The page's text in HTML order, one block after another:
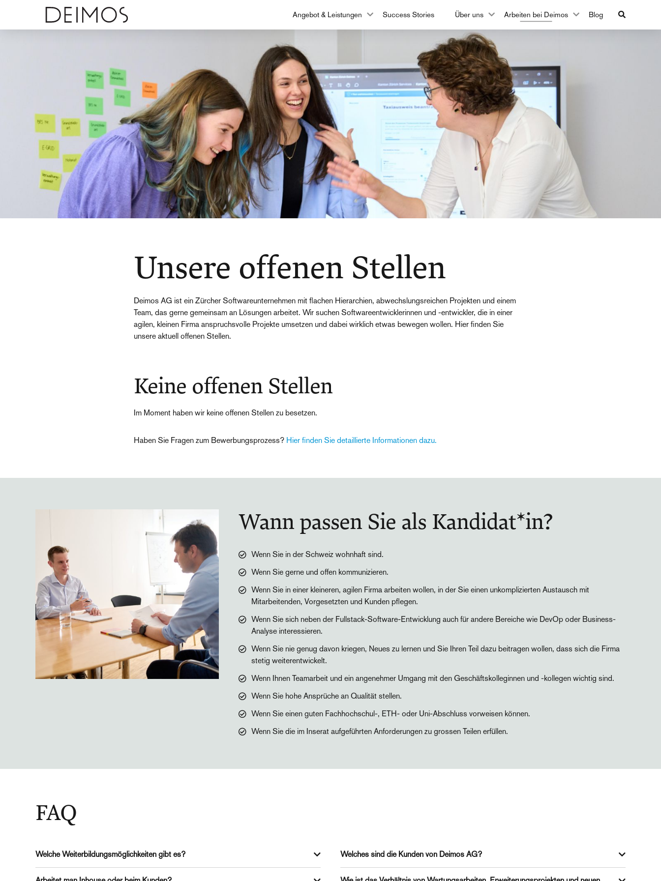
Angebot & Leistungen Success Stories Über uns Arbeiten bei Deimos Blog
Unsere offenen Stellen
Deimos AG ist ein Zürcher Softwareunternehmen mit flachen Hierarchien, abwechslungsreichen Projekten und einem
Team, das gerne gemeinsam an Lösungen arbeitet. Wir suchen Softwareentwicklerinnen und -entwickler, die in einer
agilen, kleinen Firma anspruchsvolle Projekte umsetzen und dabei wirklich etwas bewegen wollen. Hier finden Sie
unsere aktuell offenen Stellen.
Keine offenen Stellen
Im Moment haben wir keine offenen Stellen zu besetzen.
Haben Sie Fragen zum Bewerbungsprozess? Hier finden Sie detaillierte Informationen dazu.
Wann passen Sie als Kandidat*in?
Wenn Sie in der Schweiz wohnhaft sind.
Wenn Sie gerne und offen kommunizieren.
Wenn Sie in einer kleineren, agilen Firma arbeiten wollen, in der Sie einen unkomplizierten Austausch mit
Mitarbeitenden, Vorgesetzten und Kunden pflegen.
Wenn Sie sich neben der Fullstack-Software-Entwicklung auch für andere Bereiche wie DevOp oder Business-
Analyse interessieren.
Wenn Sie nie genug davon kriegen, Neues zu lernen und Sie Ihren Teil dazu beitragen wollen, dass sich die Firma
stetig weiterentwickelt.
Wenn Ihnen Teamarbeit und ein angenehmer Umgang mit den Geschäftskolleginnen und -kollegen wichtig sind.
Wenn Sie hohe Ansprüche an Qualität stellen.
Wenn Sie einen guten Fachhochschul-, ETH- oder Uni-Abschluss vorweisen können.
Wenn Sie die im Inserat aufgeführten Anforderungen zu grossen Teilen erfüllen.
FAQ
Welche Weiterbildungsmöglichkeiten gibt es?
Welches sind die Kunden von Deimos AG?